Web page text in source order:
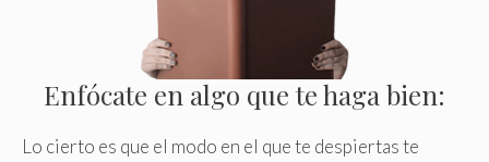
Enfócate en algo que te haga bien:
Lo cierto es que el modo en el que te despiertas te